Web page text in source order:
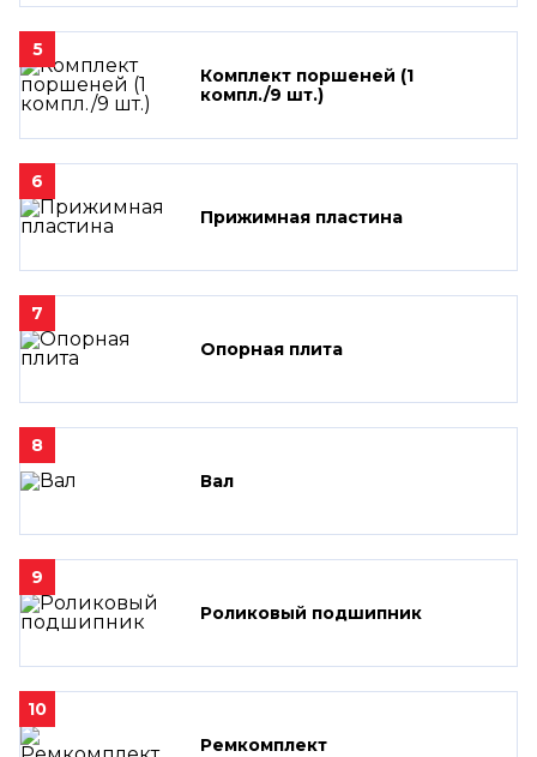
5
Комплект поршеней (1
компл./9 шт.)
6
Прижимная пластина
7
Опорная плита
8
Вал
9
Роликовый подшипник
10
Ремкомплект